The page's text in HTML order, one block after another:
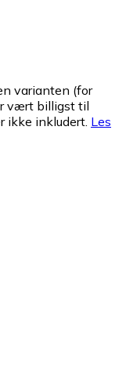
varianten (for
vært billigst til
ikke inkludert. Les